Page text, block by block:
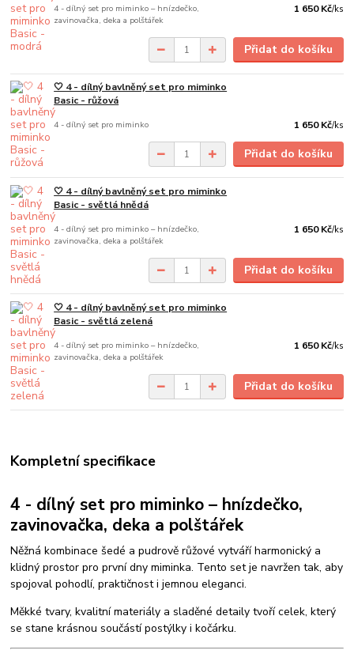
4 - dílný set pro miminko – hnízdečko,
zavinovačka, deka a polštářek
1 650 Kč/ks
Přidat do košíku
🤍 4 - dílný bavlněný set pro miminko
Basic - růžová
4 - dílný set pro miminko 1 650 Kč/ks
Přidat do košíku
🤍 4 - dílný bavlněný set pro miminko
Basic - světlá hnědá
4 - dílný set pro miminko – hnízdečko,
zavinovačka, deka a polštářek
1 650 Kč/ks
Přidat do košíku
🤍 4 - dílný bavlněný set pro miminko
Basic - světlá zelená
4 - dílný set pro miminko – hnízdečko,
zavinovačka, deka a polštářek
1 650 Kč/ks
Přidat do košíku
Kompletní specifikace
4 - dílný set pro miminko – hnízdečko,
zavinovačka, deka a polštářek
Něžná kombinace šedé a pudrově růžové vytváří harmonický a
klidný prostor pro první dny miminka. Tento set je navržen tak, aby
spojoval pohodlí, praktičnost i jemnou eleganci.
Měkké tvary, kvalitní materiály a sladěné detaily tvoří celek, který
se stane krásnou součástí postýlky i kočárku.